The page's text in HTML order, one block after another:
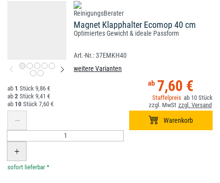
Magnet Klapphalter Ecomop 40 cm
Optimiertes Gewicht & ideale Passform
37EMKH40
weitere Varianten
7,60 €
10
1
9,86 €
2
9,41 €
10
7,60 €
*